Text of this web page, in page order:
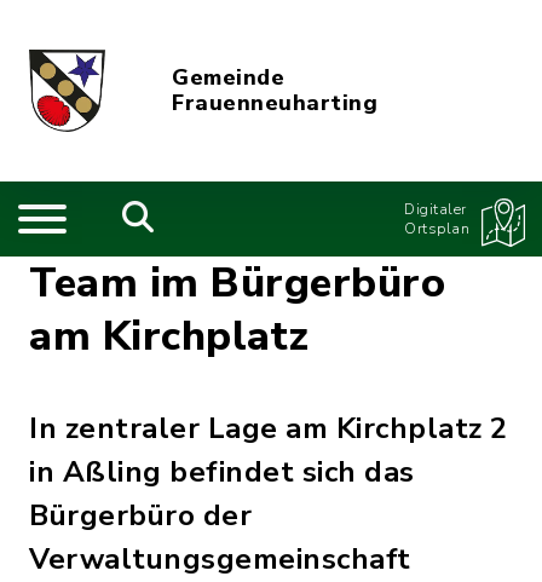
Gemeinde
Frauenneuharting
Digitaler
Ortsplan
Team im Bürgerbüro
am Kirchplatz
In zentraler Lage am Kirchplatz 2
in Aßling befindet sich das
Bürgerbüro der
Verwaltungsgemeinschaft